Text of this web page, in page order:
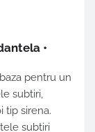
•
pentru un
subtiri,
tip sirena.
subtiri